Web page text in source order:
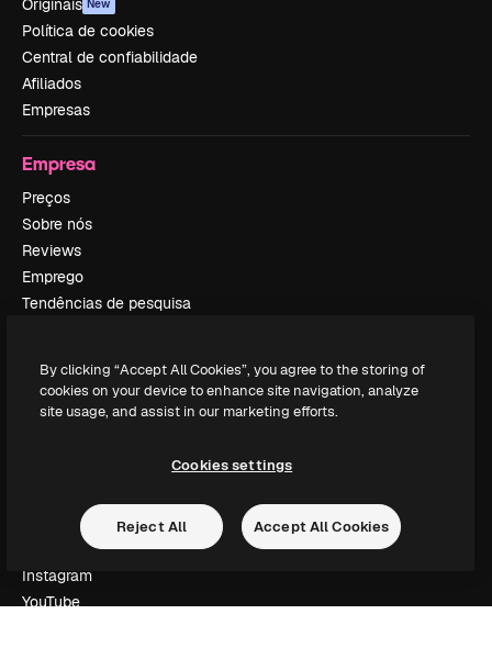
Originais New
Política de cookies
Central de confiabilidade
Afiliados
Empresas
Empresa
Preços
Sobre nós
Reviews
Emprego
Tendências de pesquisa
Slidesgo
Vender conteúdo
Procurando por magnific.ai?
Siga-nos
Suporte ao cliente
Instagram
YouTube
By clicking “Accept All Cookies”, you agree to the storing of
cookies on your device to enhance site navigation, analyze
site usage, and assist in our marketing efforts.
Cookies settings
Reject All Accept All Cookies